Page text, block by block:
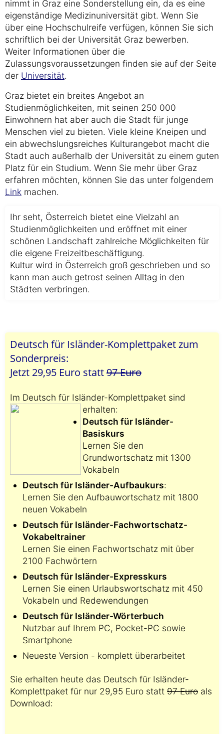
nimmt in Graz eine Sonderstellung ein, da es eine
eigenständige Medizinuniversität gibt. Wenn Sie
über eine Hochschulreife verfügen, können Sie sich
schriftlich bei der Universität Graz bewerben.
Weiter Informationen über die
Zulassungsvoraussetzungen finden sie auf der Seite
der Universität.
Graz bietet ein breites Angebot an
Studienmöglichkeiten, mit seinen 250 000
Einwohnern hat aber auch die Stadt für junge
Menschen viel zu bieten. Viele kleine Kneipen und
ein abwechslungsreiches Kulturangebot macht die
Stadt auch außerhalb der Universität zu einem guten
Platz für ein Studium. Wenn Sie mehr über Graz
erfahren möchten, können Sie das unter folgendem
Link machen.
Ihr seht, Österreich bietet eine Vielzahl an
Studienmöglichkeiten und eröffnet mit einer
schönen Landschaft zahlreiche Möglichkeiten für
die eigene Freizeitbeschäftigung.
Kultur wird in Österreich groß geschrieben und so
kann man auch getrost seinen Alltag in den
Städten verbringen.
Deutsch für Isländer-Komplettpaket zum
Sonderpreis:
Jetzt 29,95 Euro statt97 Euro
Im Deutsch für Isländer-Komplettpaket sind
erhalten:
Deutsch für Isländer-
Basiskurs
Lernen Sie den
Grundwortschatz mit 1300
Vokabeln
Deutsch für Isländer-Aufbaukurs:
Lernen Sie den Aufbauwortschatz mit 1800
neuen Vokabeln
Deutsch für Isländer-Fachwortschatz-
Vokabeltrainer
Lernen Sie einen Fachwortschatz mit über
2100 Fachwörtern
Deutsch für Isländer-Expresskurs
Lernen Sie einen Urlaubswortschatz mit 450
Vokabeln und Redewendungen
Deutsch für Isländer-Wörterbuch
Nutzbar auf Ihrem PC, Pocket-PC sowie
Smartphone
Neueste Version - komplett überarbeitet
Sie erhalten heute das Deutsch für Isländer-
Komplettpaket für nur 29,95 Euro statt 97 Euro als
Download: